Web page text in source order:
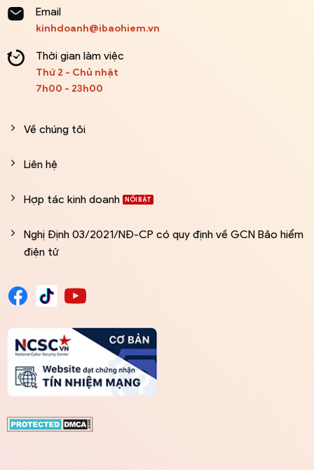
Email
kinhdoanh@ibaohiem.vn
Thời gian làm việc
Thứ 2 - Chủ nhật
7h00 - 23h00
Về chúng tôi
Liên hệ
Hợp tác kinh doanh
Nghị Định 03/2021/NĐ-CP có quy định về GCN Bảo hiểm
điện tử